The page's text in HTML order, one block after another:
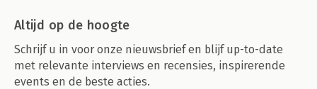
Altijd op de hoogte
Schrijf u in voor onze nieuwsbrief en blijf up-to-date
met relevante interviews en recensies, inspirerende
events en de beste acties.